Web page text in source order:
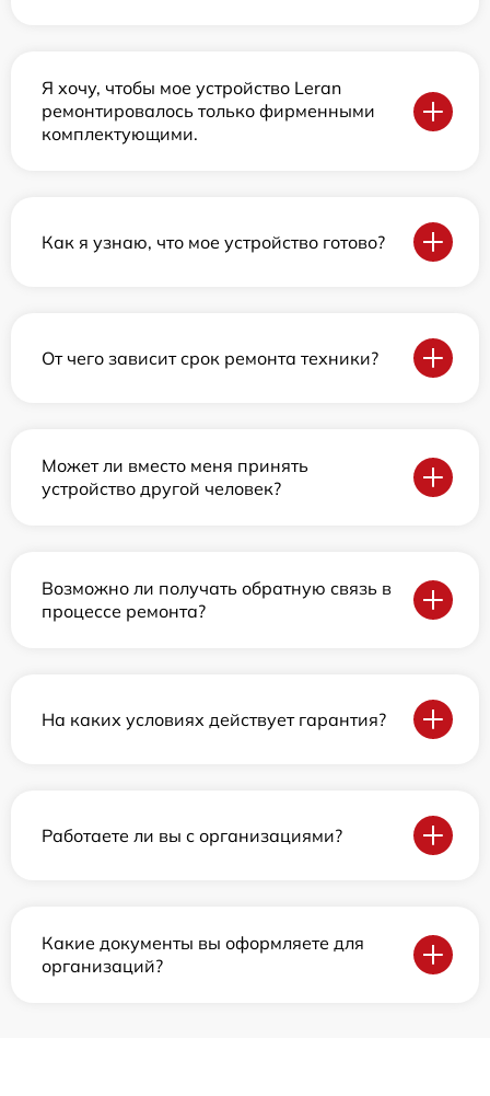
Я хочу, чтобы мое устройство Leran
ремонтировалось только фирменными
комплектующими.
Как я узнаю, что мое устройство готово?
От чего зависит срок ремонта техники?
Может ли вместо меня принять
устройство другой человек?
Возможно ли получать обратную связь в
процессе ремонта?
На каких условиях действует гарантия?
Работаете ли вы с организациями?
Какие документы вы оформляете для
организаций?